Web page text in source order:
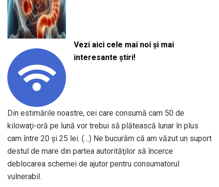
Vezi aici cele mai noi și mai
interesante știri!
Din estimările noastre, cei care consumă cam 50 de
kilowaţi-oră pe lună vor trebui să plătească lunar în plus
cam între 20 şi 25 lei. (…) Ne bucurăm că am văzut un suport
destul de mare din partea autorităţilor să încerce
deblocarea schemei de ajutor pentru consumatorul
vulnerabil.